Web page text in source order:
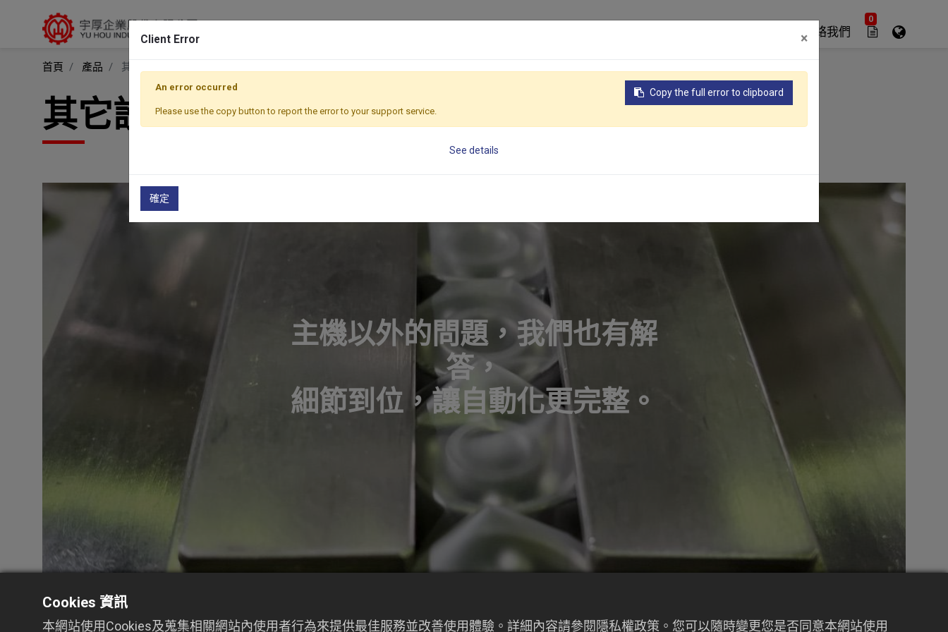
聯絡我們
0
首頁 產品 其它設備
其它設備
主機以外的問題，我們也有解
答，
細節到位，讓自動化更完整。
Cookies 資訊
本網站使用Cookies及蒐集相關網站內使用者行為來提供最佳服務並改善使用體驗。詳細內容請參閱隱私權政策。您可以隨時變更您是否同意本網站使用
Client Error ×
Copy the full error to clipboard
An error occurred
Please use the copy button to report the error to your support service.
See details
確定